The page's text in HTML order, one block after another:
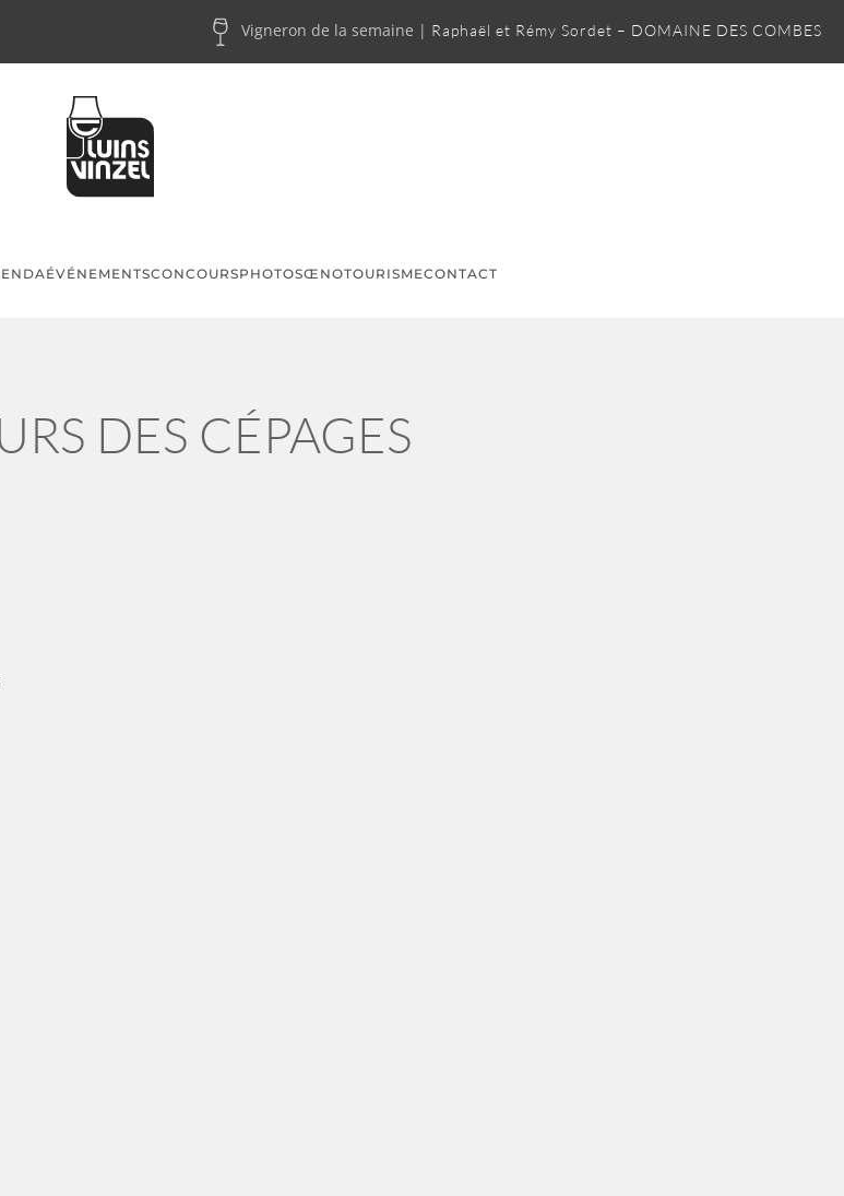
Vigneron de la semaine | Raphaël et Rémy Sordet – DOMAINE DES COMBES
ÉVÉNEMENTSCONCOURSPHOTOSŒNOTOURISMECONTACT
DES CÉPAGES